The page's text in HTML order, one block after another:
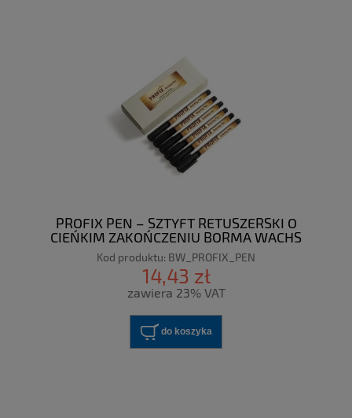
PROFIX PEN – SZTYFT RETUSZERSKI O
CIEŃKIM ZAKOŃCZENIU BORMA WACHS
Kod produktu: BW_PROFIX_PEN
14,43 zł
zawiera 23% VAT
do koszyka